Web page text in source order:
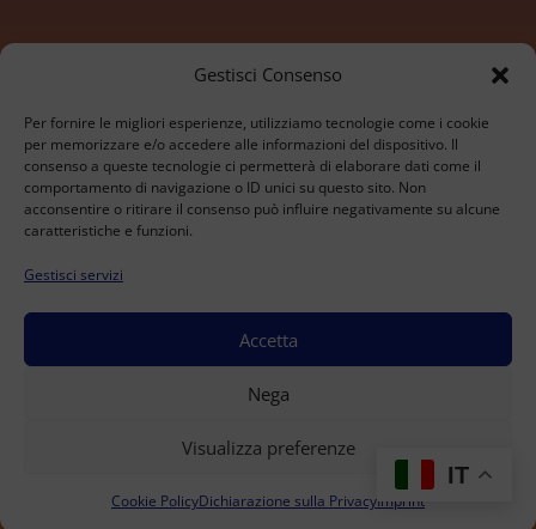
Gestisci Consenso
Per fornire le migliori esperienze, utilizziamo tecnologie come i cookie
per memorizzare e/o accedere alle informazioni del dispositivo. Il
consenso a queste tecnologie ci permetterà di elaborare dati come il
comportamento di navigazione o ID unici su questo sito. Non
acconsentire o ritirare il consenso può influire negativamente su alcune
caratteristiche e funzioni.
Gestisci servizi
Accetta
Nega
Visualizza preferenze
Cookie PolicyDichiarazione sulla PrivacyImprint
Marchi
Konica Minolta
Sharp
Olivetti
Ricoh
Xerox
© 2026 BrioTech Srl - Via alle Fabbriche 105 - Caselle
Torinese - P.IVA 09207530016 - Capitale Sociale 10.000
Dichiarazione sulla Privacy (UE)
Cookie Policy (UE)–
Disconoscimento–Imprint–Termini e condizioni
IT